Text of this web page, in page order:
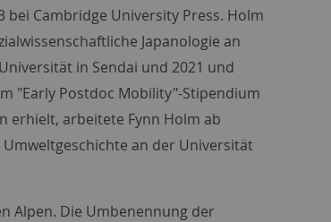
bei Cambridge University Press. Holm
Japanologie an
in Sendai und 2021 und
"Early Postdoc Mobility"-Stipendium
erhielt, arbeitete Fynn Holm ab
an der Universität
Alpen. Die Umbenennung der